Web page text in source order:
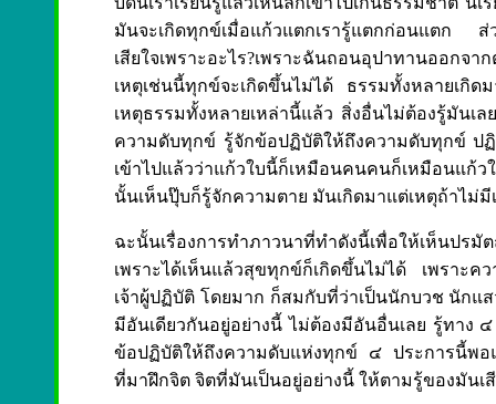
มันจะเกิดทุกข์เมื่อแก้วแตกเรารู้แตกก่อนแตก
เสียใจเพราะอะไร?เพราะฉันถอนอุปาทานออกจา
เหตุเช่นนี้ทุกข์จะเกิดขึ้นไม่ได้ ธรรมทั้งหลายเกิด
เหตุธรรมทั้งหลายเหล่านี้แล้ว สิ่งอื่นไม่ต้องรู้มันเล
ความดับทุกข์ รู้จักข้อปฏิบัติให้ถึงความดับทุกข์ ป
เข้าไปแล้วว่าแก้วใบนี้ก็เหมือนคนคนก็เหมือนแก้ว
นั้นเห็นปุ๊บก็รู้จักความตาย มันเกิดมาแต่เหตุถ้าไม่
ฉะนั้นเรื่องการทำภาวนาที่ทำดังนี้เพื่อให้เห็นปร
เพราะได้เห็นแล้วสุขทุกข์ก็เกิดขึ้นไม่ได้ เพราะค
เจ้าผู้ปฏิบัติ โดยมาก ก็สมกับที่ว่าเป็นนักบวช นัก
มีอันเดียวกันอยู่อย่างนี้ ไม่ต้องมีอันอื่นเลย รู้ทาง
ข้อปฏิบัติให้ถึงความดับแห่งทุกข์ ๔ ประการนี้พอ
ที่มาฝึกจิต จิตที่มันเป็นอยู่อย่างนี้ ให้ตามรู้ของมัน